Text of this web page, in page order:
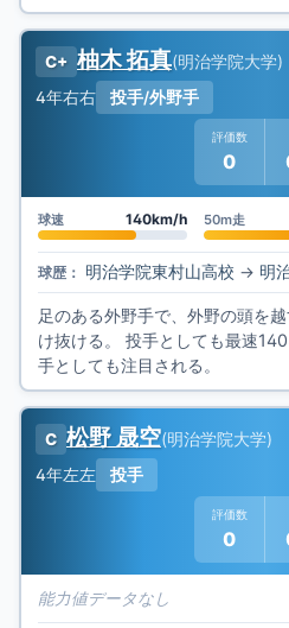
C+ 柚木 拓真(明治学院大学)
4年右右 投手/外野手
評価数
0
球速 140km/h 50m走
球歴： 明治学院東村山高校 → 明
足のある外野手で、外野の頭を
け抜ける。 投手としても最速
手としても注目される。
C 松野 晟空(明治学院大学)
4年左左 投手
評価数
0
能力値データなし